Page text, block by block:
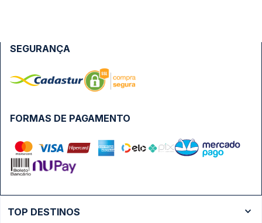
FORMAS DE PAGAMENTO
SEGURANÇA
TOP DESTINOS